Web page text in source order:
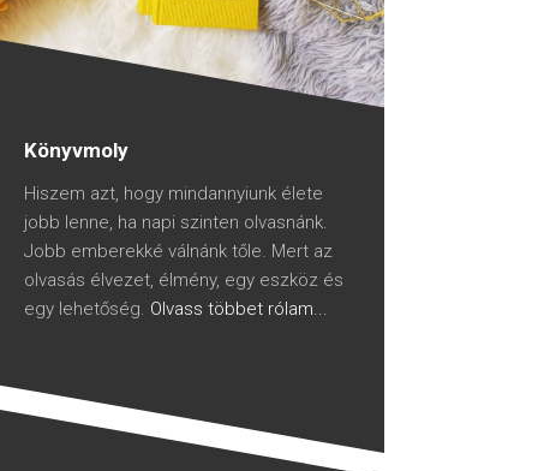
Könyvmoly
Hiszem azt, hogy mindannyiunk élete
jobb lenne, ha napi szinten olvasnánk.
Jobb emberekké válnánk tőle. Mert az
olvasás élvezet, élmény, egy eszköz és
egy lehetőség. Olvass többet rólam...